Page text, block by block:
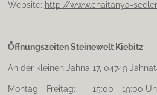
Website: http://www.chaitanya-
Öffnungszeiten Steinewelt Kiebitz
An der kleinen Jahna 17, 04749
Montag - Freitag: 15:00 - 19:00